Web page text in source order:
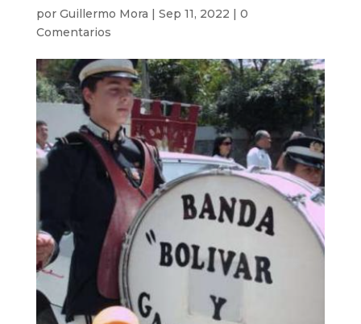
por Guillermo Mora | Sep 11, 2022 | 0
Comentarios